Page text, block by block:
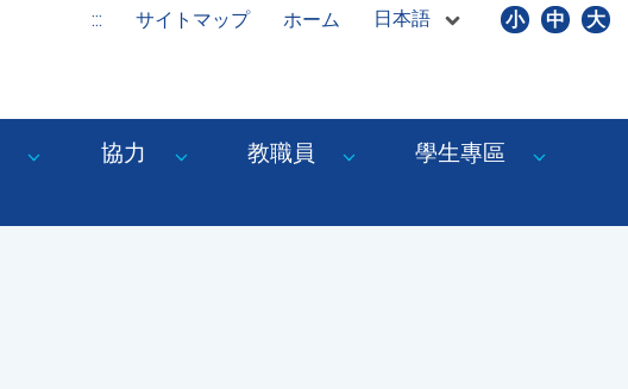
::: サイトマップ ホーム 日本語 小 中 大
協力 教職員
學生專區